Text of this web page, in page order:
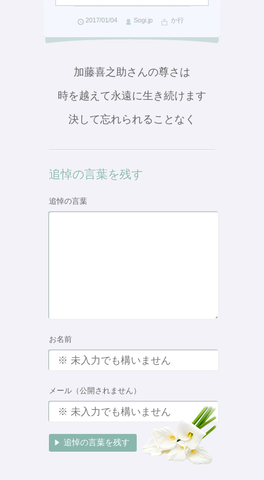
2017/01/04 Sogi.jp か行
加藤喜之助さんの尊さは
時を越えて永遠に生き続けます
決して忘れられることなく
追悼の言葉を残す
追悼の言葉
お名前
メール（公開されません）